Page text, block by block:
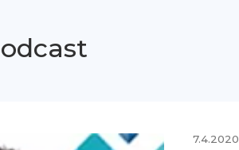
7.4.2020